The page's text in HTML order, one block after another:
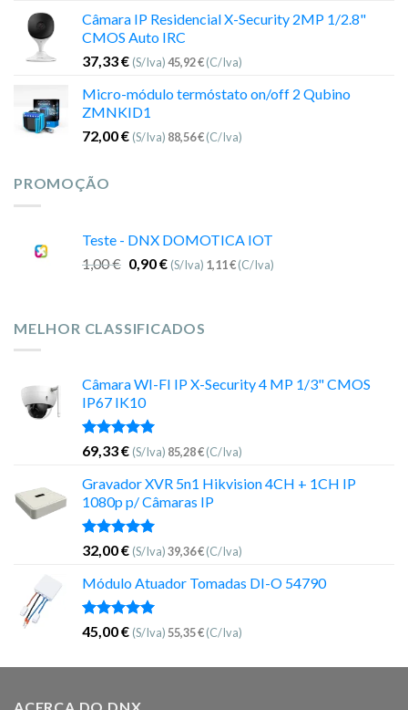
Câmara IP Residencial X-Security 2MP 1/2.8"
CMOS Auto IRC
37,33€ (S/Iva)45,92€(C/Iva)
Micro-módulo termóstato on/off 2 Qubino
ZMNKID1
72,00€ (S/Iva) 88,56€(C/Iva)
PROMOÇÃO
Teste - DNX DOMOTICA IOT
1,00€ 0,90€ (S/Iva) 1,11€(C/Iva)
MELHOR CLASSIFICADOS
Câmara WI-FI IP X-Security 4 MP 1/3" CMOS
IP67 IK10
Avaliação
5.00
de 5
69,33€ (S/Iva) 85,28€(C/Iva)
Gravador XVR 5n1 Hikvision 4CH + 1CH IP
1080p p/ Câmaras IP
Avaliação
5.00
de 5
32,00€ (S/Iva)39,36€(C/Iva)
Módulo Atuador Tomadas DI-O 54790
Avaliação
5.00
de 5
45,00€ (S/Iva)55,35€(C/Iva)